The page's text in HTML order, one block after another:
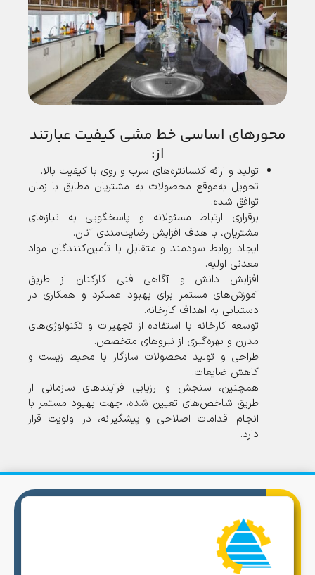
محورهای اساسی خط مشی کیفیت عبارتند
از:
تولید و ارائه کنسانتره‌های سرب و روی با کیفیت بالا.
تحویل به‌موقع محصولات به مشتریان مطابق با زمان
توافق شده.
برقراری ارتباط مسئولانه و پاسخگویی به نیازهای
مشتریان، با هدف افزایش رضایت‌مندی آنان.
ایجاد روابط سودمند و متقابل با تأمین‌کنندگان مواد
معدنی اولیه.
افزایش دانش و آگاهی فنی کارکنان از طریق
آموزش‌های مستمر برای بهبود عملکرد و همکاری در
دستیابی به اهداف کارخانه.
توسعه کارخانه با استفاده از تجهیزات و تکنولوژی‌های
مدرن و بهره‌گیری از نیروهای متخصص.
طراحی و تولید محصولات سازگار با محیط زیست و
کاهش ضایعات.
همچنین، سنجش و ارزیابی فرآیندهای سازمانی از
طریق شاخص‌های تعیین شده، جهت بهبود مستمر با
انجام اقدامات اصلاحی و پیشگیرانه، در اولویت قرار
دارد.